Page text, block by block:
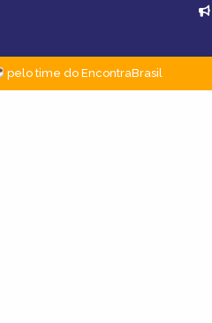
pelo time do EncontraBrasil